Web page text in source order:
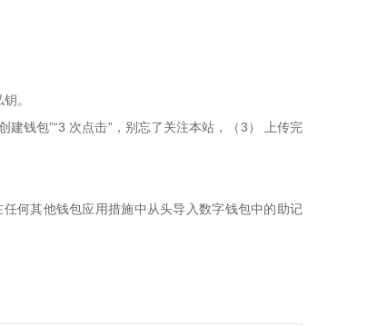
。
钱包”“3 次点击”，别忘了关注本站，（3） 上传完
何其他钱包应用措施中从头导入数字钱包中的助记